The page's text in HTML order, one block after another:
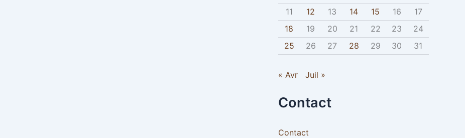
11
12 13 14 15 16
17
18
19 20 21 22 23
24
25
26 27 28 29 30 31
« Avr Juil »
Contact
Contact